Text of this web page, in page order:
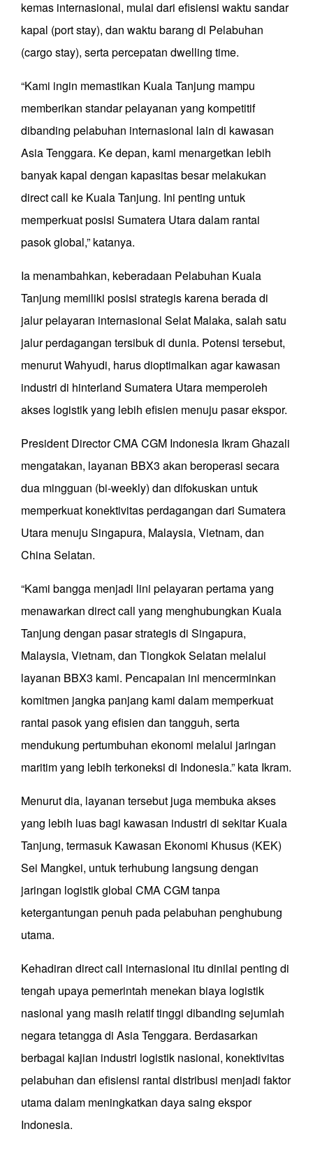
kemas internasional, mulai dari efisiensi waktu sandar
kapal (port stay), dan waktu barang di Pelabuhan
(cargo stay), serta percepatan dwelling time.
“Kami ingin memastikan Kuala Tanjung mampu
memberikan standar pelayanan yang kompetitif
dibanding pelabuhan internasional lain di kawasan
Asia Tenggara. Ke depan, kami menargetkan lebih
banyak kapal dengan kapasitas besar melakukan
direct call ke Kuala Tanjung. Ini penting untuk
memperkuat posisi Sumatera Utara dalam rantai
pasok global,” katanya.
Ia menambahkan, keberadaan Pelabuhan Kuala
Tanjung memiliki posisi strategis karena berada di
jalur pelayaran internasional Selat Malaka, salah satu
jalur perdagangan tersibuk di dunia. Potensi tersebut,
menurut Wahyudi, harus dioptimalkan agar kawasan
industri di hinterland Sumatera Utara memperoleh
akses logistik yang lebih efisien menuju pasar ekspor.
President Director CMA CGM Indonesia Ikram Ghazali
mengatakan, layanan BBX3 akan beroperasi secara
dua mingguan (bi-weekly) dan difokuskan untuk
memperkuat konektivitas perdagangan dari Sumatera
Utara menuju Singapura, Malaysia, Vietnam, dan
China Selatan.
“Kami bangga menjadi lini pelayaran pertama yang
menawarkan direct call yang menghubungkan Kuala
Tanjung dengan pasar strategis di Singapura,
Malaysia, Vietnam, dan Tiongkok Selatan melalui
layanan BBX3 kami. Pencapaian ini mencerminkan
komitmen jangka panjang kami dalam memperkuat
rantai pasok yang efisien dan tangguh, serta
mendukung pertumbuhan ekonomi melalui jaringan
maritim yang lebih terkoneksi di Indonesia.” kata Ikram.
Menurut dia, layanan tersebut juga membuka akses
yang lebih luas bagi kawasan industri di sekitar Kuala
Tanjung, termasuk Kawasan Ekonomi Khusus (KEK)
Sei Mangkei, untuk terhubung langsung dengan
jaringan logistik global CMA CGM tanpa
ketergantungan penuh pada pelabuhan penghubung
utama.
Kehadiran direct call internasional itu dinilai penting di
tengah upaya pemerintah menekan biaya logistik
nasional yang masih relatif tinggi dibanding sejumlah
negara tetangga di Asia Tenggara. Berdasarkan
berbagai kajian industri logistik nasional, konektivitas
pelabuhan dan efisiensi rantai distribusi menjadi faktor
utama dalam meningkatkan daya saing ekspor
Indonesia.